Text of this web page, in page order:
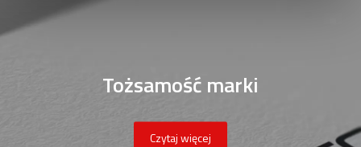
Tożsamość marki
Czytaj więcej